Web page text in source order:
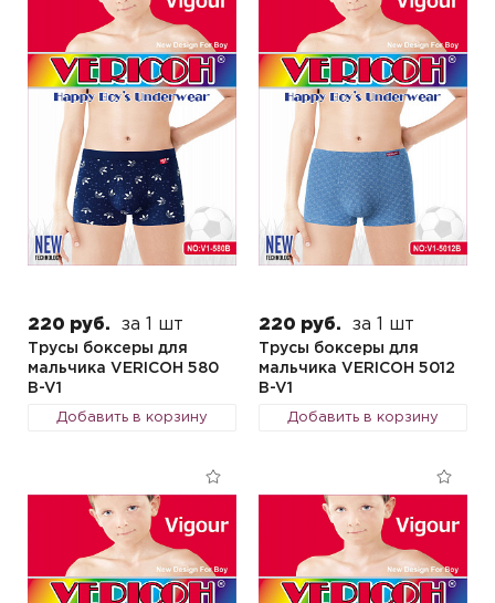
220 руб. за 1 шт
Трусы боксеры для
мальчика VERICOH 580
B-V1
Добавить в корзину
220 руб. за 1 шт
Трусы боксеры для
мальчика VERICOH 5012
B-V1
Добавить в корзину